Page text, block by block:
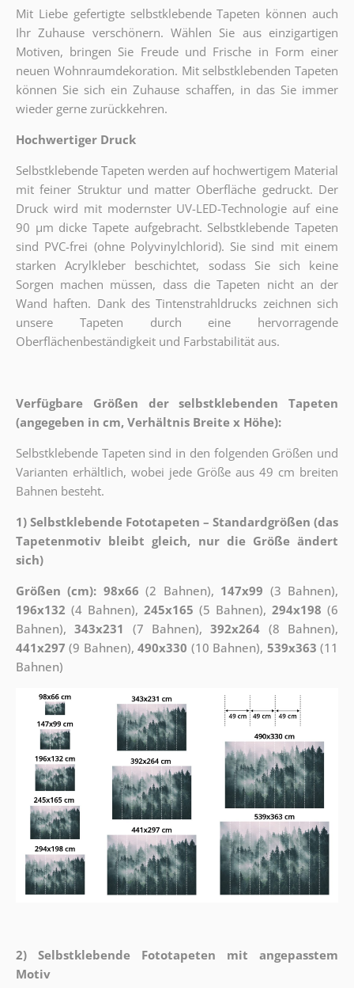
Mit Liebe gefertigte selbstklebende Tapeten können auch
Ihr Zuhause verschönern. Wählen Sie aus einzigartigen
Motiven, bringen Sie Freude und Frische in Form einer
neuen Wohnraumdekoration. Mit selbstklebenden Tapeten
können Sie sich ein Zuhause schaffen, in das Sie immer
wieder gerne zurückkehren.
Hochwertiger Druck
Selbstklebende Tapeten werden auf hochwertigem Material
mit feiner Struktur und matter Oberfläche gedruckt. Der
Druck wird mit modernster UV-LED-Technologie auf eine
90 µm dicke Tapete aufgebracht. Selbstklebende Tapeten
sind PVC-frei (ohne Polyvinylchlorid). Sie sind mit einem
starken Acrylkleber beschichtet, sodass Sie sich keine
Sorgen machen müssen, dass die Tapeten nicht an der
Wand haften. Dank des Tintenstrahldrucks zeichnen sich
unsere Tapeten durch eine hervorragende
Oberflächenbeständigkeit und Farbstabilität aus.
Verfügbare Größen der selbstklebenden Tapeten
(angegeben in cm, Verhältnis Breite x Höhe):
Selbstklebende Tapeten sind in den folgenden Größen und
Varianten erhältlich, wobei jede Größe aus 49 cm breiten
Bahnen besteht.
1) Selbstklebende Fototapeten – Standardgrößen (das
Tapetenmotiv bleibt gleich, nur die Größe ändert
sich)
Größen (cm): 98x66 (2 Bahnen), 147x99 (3 Bahnen),
196x132 (4 Bahnen), 245x165 (5 Bahnen),294x198 (6
Bahnen),343x231 (7 Bahnen),392x264 (8 Bahnen),
441x297 (9 Bahnen),490x330 (10 Bahnen), 539x363 (11
Bahnen)
2) Selbstklebende Fototapeten mit angepasstem
Motiv